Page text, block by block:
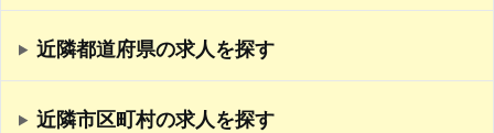
近隣都道府県の求人を探す
近隣市区町村の求人を探す